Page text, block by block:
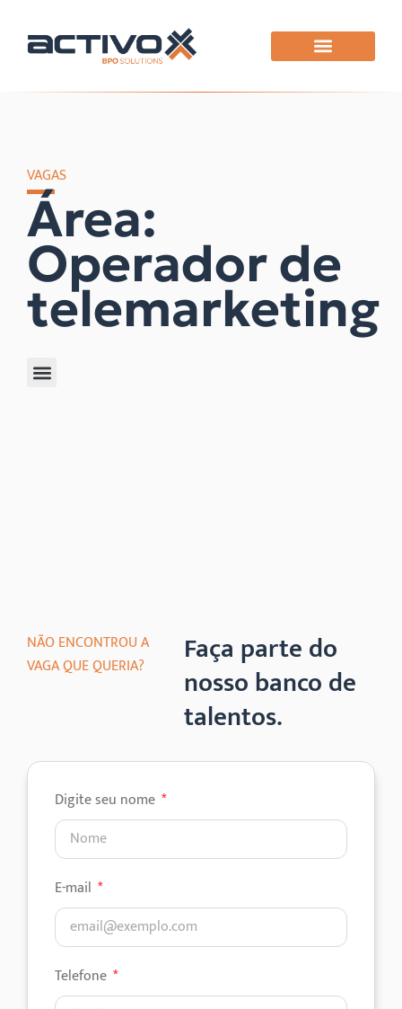
VAGAS
Área:
Operador de
telemarketing
NÃO ENCONTROU A
VAGA QUE QUERIA?
Faça parte do
nosso banco de
talentos.
Digite seu nome
E-mail
Telefone